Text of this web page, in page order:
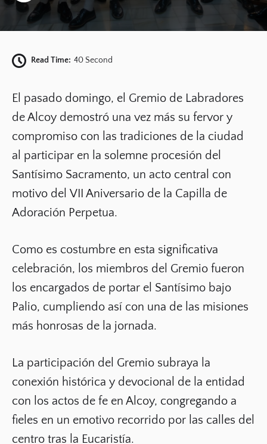
Read Time: 40 Second
El pasado domingo, el Gremio de Labradores
de Alcoy demostró una vez más su fervor y
compromiso con las tradiciones de la ciudad
al participar en la solemne procesión del
Santísimo Sacramento, un acto central con
motivo del VII Aniversario de la Capilla de
Adoración Perpetua.
Como es costumbre en esta significativa
celebración, los miembros del Gremio fueron
los encargados de portar el Santísimo bajo
Palio, cumpliendo así con una de las misiones
más honrosas de la jornada.
La participación del Gremio subraya la
conexión histórica y devocional de la entidad
con los actos de fe en Alcoy, congregando a
fieles en un emotivo recorrido por las calles del
centro tras la Eucaristía.